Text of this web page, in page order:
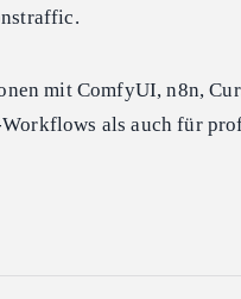
mit ComfyUI, n8n,
als auch für